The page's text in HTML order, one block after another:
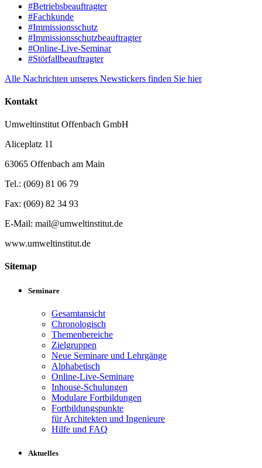
#Betriebsbeauftragter
#Fachkunde
#Immissionsschutz
#Immissionsschutzbeauftragter
#Online-Live-Seminar
#Störfallbeauftragter
Alle Nachrichten unseres Newstickers finden Sie hier
Kontakt
Umweltinstitut Offenbach GmbH
Aliceplatz 11
63065 Offenbach am Main
Tel.: (069) 81 06 79
Fax: (069) 82 34 93
E-Mail: mail@umweltinstitut.de
www.umweltinstitut.de
Sitemap
Seminare
Gesamtansicht
Chronologisch
Themenbereiche
Zielgruppen
Neue Seminare und Lehrgänge
Alphabetisch
Online-Live-Seminare
Inhouse-Schulungen
Modulare Fortbildungen
Fortbildungspunkte
für Architekten und Ingenieure
Hilfe und FAQ
Aktuelles